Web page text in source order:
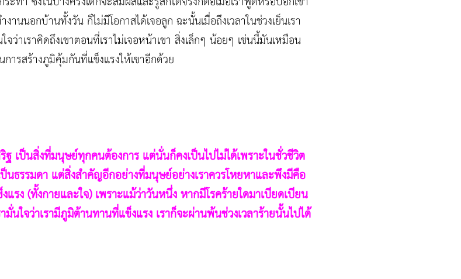
นอกบ้านทั้งวัน ก็ไม่มีโอกาสได้เจอลูก ฉะนั้นเมื่อถึงเวลาในช่วงเย็นเรา
ว่าเราคิดถึงเขาตอนที่เราไม่เจอหน้าเขา สิ่งเล็กๆ น้อยๆ เช่นนี้มันเหมือน
ารสร้างภูมิคุ้มกันที่แข็งแรงให้เขาอีกด้วย
เป็นสิ่งที่มนุษย์ทุกคนต้องการ แต่นั่นก็คงเป็นไปไม่ได้เพราะในชั่วชีวิต
ธรรมดา แต่สิ่งสำคัญอีกอย่างที่มนุษย์อย่างเราควรโหยหาและพึงมีคือ
แรง (ทั้งกายและใจ) เพราะแม้ว่าวันหนึ่ง หากมีโรคร้ายใดมาเบียดเบียน
นใจว่าเรามีภูมิต้านทานที่แข็งแรง เราก็จะผ่านพ้นช่วงเวลาร้ายนั้นไปได้